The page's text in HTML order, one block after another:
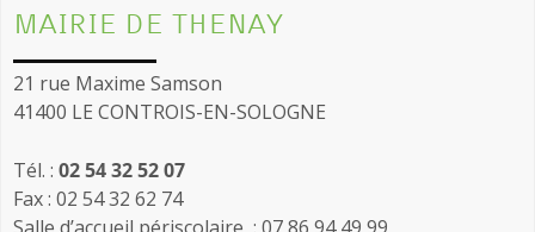
MAIRIE DE THENAY
21 rue Maxime Samson
41400 LE CONTROIS-EN-SOLOGNE
Tél. : 02 54 32 52 07
Fax : 02 54 32 62 74
Salle d’accueil périscolaire : 07 86 94 49 99